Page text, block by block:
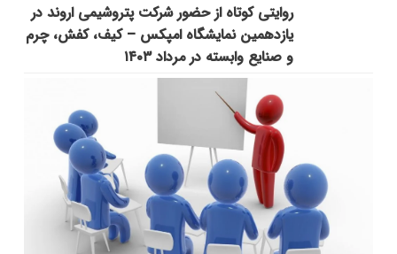
روایتی کوتاه از حضور شرکت پتروشیمی اروند در
یازدهمین نمایشگاه امپکس‌ – کیف، کفش، چرم
و صنایع وابسته در مرداد ۱۴۰۳